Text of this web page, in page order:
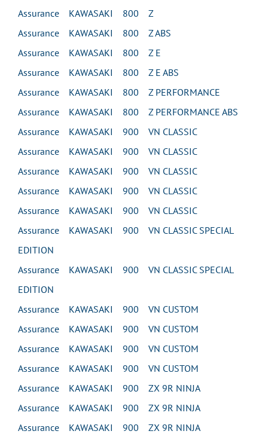
Assurance KAWASAKI 800 Z
Assurance KAWASAKI 800 Z ABS
Assurance KAWASAKI 800 Z E
Assurance KAWASAKI 800 Z E ABS
Assurance KAWASAKI 800 Z PERFORMANCE
Assurance KAWASAKI 800 Z PERFORMANCE ABS
Assurance KAWASAKI 900 VN CLASSIC
Assurance KAWASAKI 900 VN CLASSIC
Assurance KAWASAKI 900 VN CLASSIC
Assurance KAWASAKI 900 VN CLASSIC
Assurance KAWASAKI 900 VN CLASSIC
Assurance KAWASAKI 900 VN CLASSIC SPECIAL
EDITION
Assurance KAWASAKI 900 VN CLASSIC SPECIAL
EDITION
Assurance KAWASAKI 900 VN CUSTOM
Assurance KAWASAKI 900 VN CUSTOM
Assurance KAWASAKI 900 VN CUSTOM
Assurance KAWASAKI 900 VN CUSTOM
Assurance KAWASAKI 900 ZX 9R NINJA
Assurance KAWASAKI 900 ZX 9R NINJA
Assurance KAWASAKI 900 ZX 9R NINJA